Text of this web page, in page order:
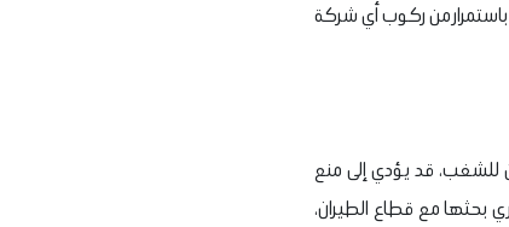
من ركوب أي شركة
للشغب، قد يؤدي إلى منع
مع قطاع الطيران،